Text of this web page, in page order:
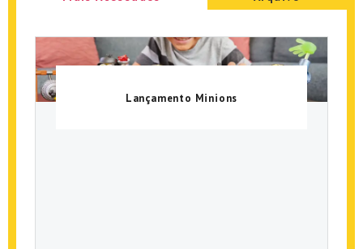
Lançamento Minions